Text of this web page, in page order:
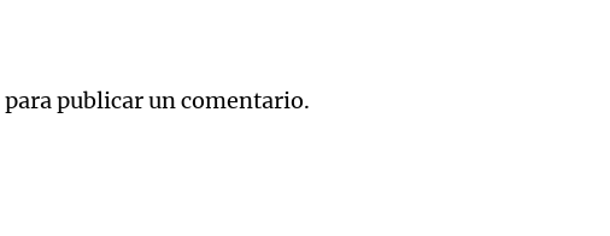
para publicar un comentario.